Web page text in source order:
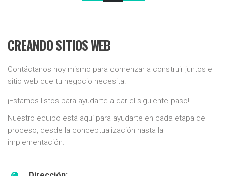
CREANDO SITIOS WEB
Contáctanos hoy mismo para comenzar a construir juntos el
sitio web que tu negocio necesita.
¡Estamos listos para ayudarte a dar el siguiente paso!
Nuestro equipo está aquí para ayudarte en cada etapa del
proceso, desde la conceptualización hasta la
implementación.